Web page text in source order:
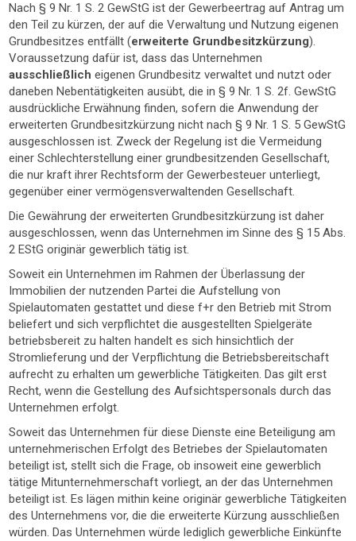
Nach § 9 Nr. 1 S. 2 GewStG ist der Gewerbeertrag auf Antrag um
den Teil zu kürzen, der auf die Verwaltung und Nutzung eigenen
Grundbesitzes entfällt (erweiterte Grundbesitzkürzung).
Voraussetzung dafür ist, dass das Unternehmen
ausschließlicheigenen Grundbesitz verwaltet und nutzt oder
daneben Nebentätigkeiten ausübt, die in § 9 Nr. 1 S. 2f. GewStG
ausdrückliche Erwähnung finden, sofern die Anwendung der
erweiterten Grundbesitzkürzung nicht nach § 9 Nr. 1 S. 5 GewStG
ausgeschlossen ist. Zweck der Regelung ist die Vermeidung
einer Schlechterstellung einer grundbesitzenden Gesellschaft,
die nur kraft ihrer Rechtsform der Gewerbesteuer unterliegt,
gegenüber einer vermögensverwaltenden Gesellschaft.
Die Gewährung der erweiterten Grundbesitzkürzung ist daher
ausgeschlossen, wenn das Unternehmen im Sinne des § 15 Abs.
2 EStG originär gewerblich tätig ist.
Soweit ein Unternehmen im Rahmen der Überlassung der
Immobilien der nutzenden Partei die Aufstellung von
Spielautomaten gestattet und diese f+r den Betrieb mit Strom
beliefert und sich verpflichtet die ausgestellten Spielgeräte
betriebsbereit zu halten handelt es sich hinsichtlich der
Stromlieferung und der Verpflichtung die Betriebsbereitschaft
aufrecht zu erhalten um gewerbliche Tätigkeiten. Das gilt erst
Recht, wenn die Gestellung des Aufsichtspersonals durch das
Unternehmen erfolgt.
Soweit das Unternehmen für diese Dienste eine Beteiligung am
unternehmerischen Erfolgt des Betriebes der Spielautomaten
beteiligt ist, stellt sich die Frage, ob insoweit eine gewerblich
tätige Mitunternehmerschaft vorliegt, an der das Unternehmen
beteiligt ist. Es lägen mithin keine originär gewerbliche Tätigkeiten
des Unternehmens vor, die die erweiterte Kürzung ausschließen
würden. Das Unternehmen würde lediglich gewerbliche Einkünfte